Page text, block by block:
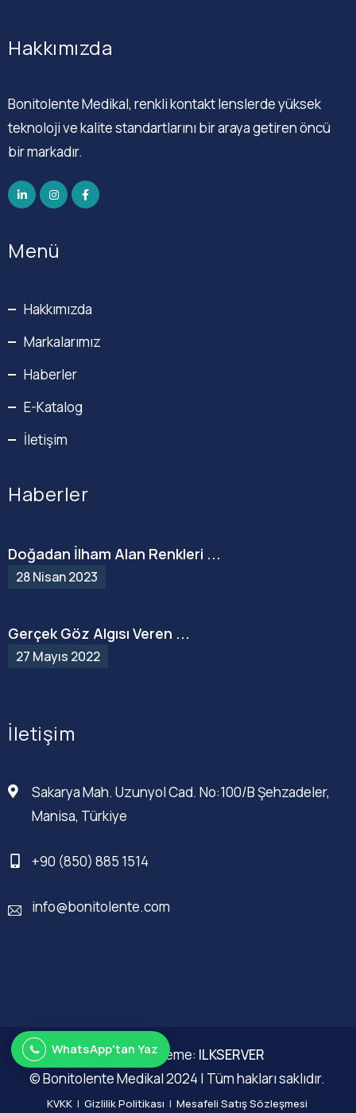
Hakkımızda
Bonitolente Medikal, renkli kontakt lenslerde yüksek
teknoloji ve kalite standartlarını bir araya getiren öncü
bir markadır.
Menü
Hakkımızda
Markalarımız
Haberler
E-Katalog
İletişim
Haberler
Doğadan İlham Alan Renkleri ...
28 Nisan 2023
Gerçek Göz Algısı Veren ...
27 Mayıs 2022
İletişim
Sakarya Mah. Uzunyol Cad. No:100/B Şehzadeler,
Manisa, Türkiye
+90 (850) 885 1514
info@bonitolente.com
Web Düzenleme: ILKSERVER
© Bonitolente Medikal 2024 | Tüm hakları saklıdır.
KVKK| Gizlilik Politikası | Mesafeli Satış Sözleşmesi
WhatsApp'tan Yaz